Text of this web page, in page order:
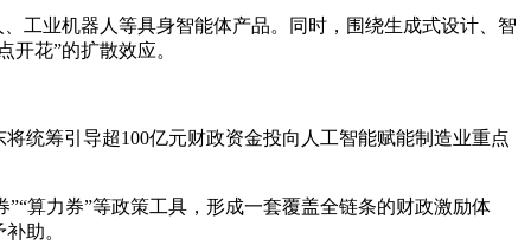
业机器人等具身智能体产品。同时，围绕生成式设计、智
花”的扩散效应。
筹引导超100亿元财政资金投向人工智能赋能制造业重点
算力券”等政策工具，形成一套覆盖全链条的财政激励体
助。